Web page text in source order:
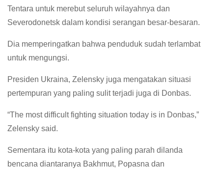
Tentara untuk merebut seluruh wilayahnya dan
Severodonetsk dalam kondisi serangan besar-besaran.
Dia memperingatkan bahwa penduduk sudah terlambat
untuk mengungsi.
Presiden Ukraina, Zelensky juga mengatakan situasi
pertempuran yang paling sulit terjadi juga di Donbas.
“The most difficult fighting situation today is in Donbas,”
Zelensky said.
Sementara itu kota-kota yang paling parah dilanda
bencana diantaranya Bakhmut, Popasna dan